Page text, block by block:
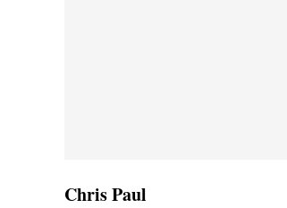
Chris Paul